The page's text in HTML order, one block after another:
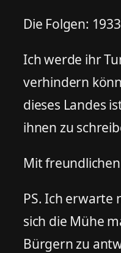
Die Folgen:
Ich werde ihr
verhindern
dieses Landes
ihnen zu
Mit
PS. Ich erwarte
sich die Mühe
Bürgern zu